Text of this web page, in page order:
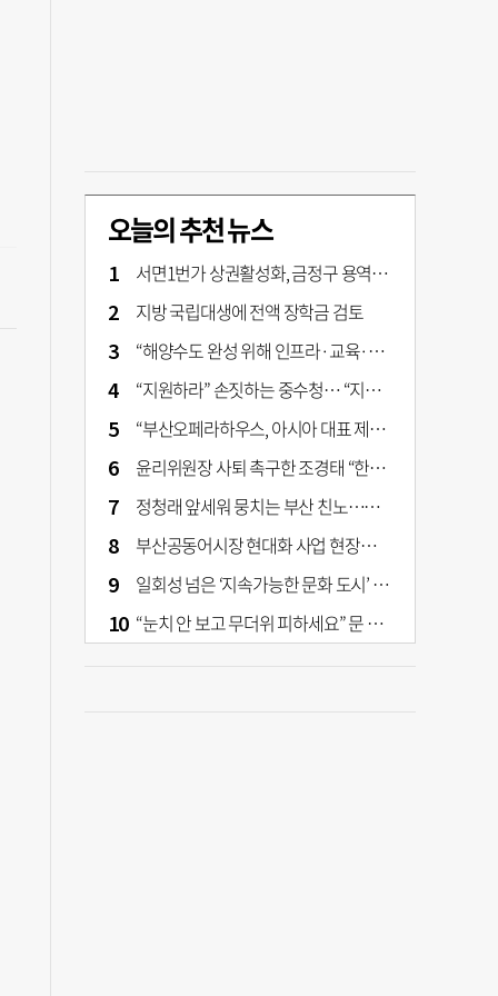
오늘의 추천 뉴스
서면1번가 상권활성화, 금정구 용역 그대로 ‘복붙’
지방 국립대생에 전액 장학금 검토
“해양수도 완성 위해 인프라·교육·세제 등 전방위 지원”…부산해양수도특별법’ 개정안 발의
“지원하라” 손짓하는 중수청… “지켜보자” 머뭇대는 검찰
“부산오페라하우스, 아시아 대표 제작 극장 지향해야”
윤리위원장 사퇴 촉구한 조경태 “한동훈 제명 철회해야”
정청래 앞세워 뭉치는 부산 친노…전대 결과가 부산 민주 세력 판도 바꾼다
부산공동어시장 현대화 사업 현장서 오염토 발견
일회성 넘은 ‘지속가능한 문화 도시’ 원동력은 시민 지지 [부산은 열려 있다]
“눈치 안 보고 무더위 피하세요” 문 활짝 연 은행·마트